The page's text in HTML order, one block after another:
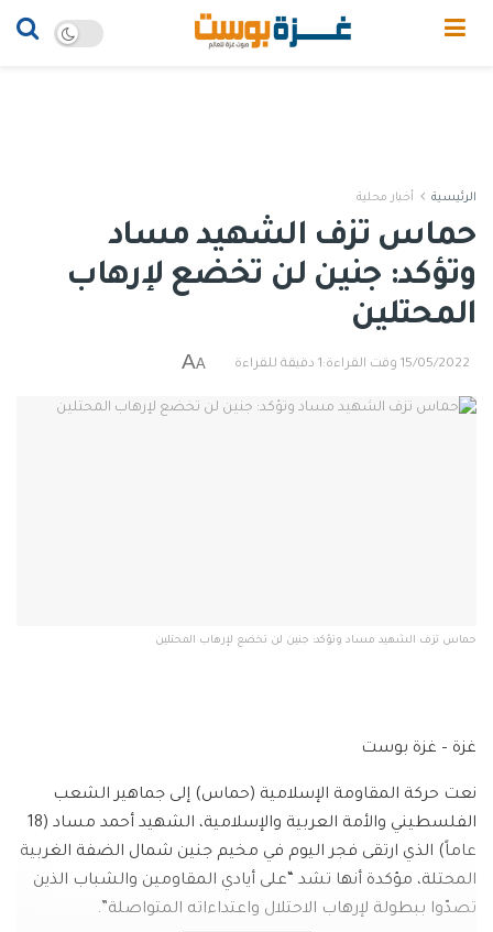
الرئيسية أخبار محلية
حماس تزف الشهيد مساد
وتؤكد: جنين لن تخضع لإرهاب
المحتلين
15/05/2022 وقت القراءة:1 دقيقة للقراءة A
A
حماس تزف الشهيد مساد وتؤكد: جنين لن تخضع لإرهاب المحتلين
غزة – غزة بوست
نعت حركة المقاومة الإسلامية (حماس) إلى جماهير الشعب
الفلسطيني والأمة العربية والإسلامية، الشهيد أحمد مساد (18
عاماً) الذي ارتقى فجر اليوم في مخيم جنين شمال الضفة الغربية
المحتلة، مؤكدة أنها تشد “على أيادي المقاومين والشباب الذين
تصدّوا ببطولة لإرهاب الاحتلال واعتداءاته المتواصلة”.